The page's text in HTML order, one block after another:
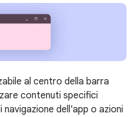
al centro della barra
contenuti specifici
dell'app o azioni